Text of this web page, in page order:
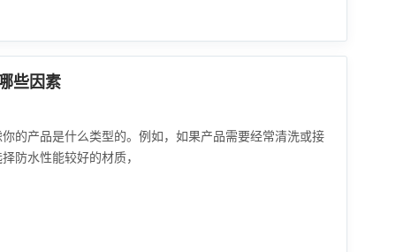
些因素
的产品是什么类型的。例如，如果产品需要经常清洗或接
防水性能较好的材质，